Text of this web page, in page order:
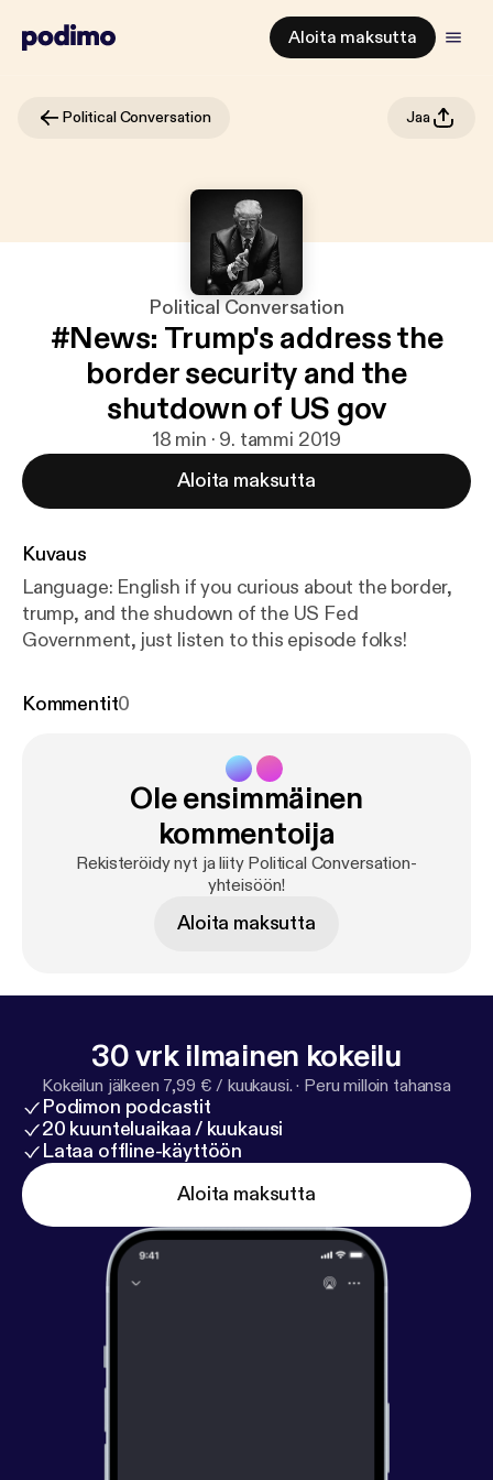
Aloita maksutta
Political Conversation Jaa
Political Conversation
#News: Trump's address the
border security and the
shutdown of US gov
18 min · 9. tammi 2019
Aloita maksutta
Kuvaus
Language: English if you curious about the border,
trump, and the shudown of the US Fed
Government, just listen to this episode folks!
Kommentit0
Ole ensimmäinen
kommentoija
Rekisteröidy nyt ja liity Political Conversation-
yhteisöön!
Aloita maksutta
30 vrk ilmainen kokeilu
Kokeilun jälkeen 7,99 € / kuukausi. · Peru milloin tahansa
Podimon podcastit
20 kuunteluaikaa / kuukausi
Lataa offline-käyttöön
Aloita maksutta